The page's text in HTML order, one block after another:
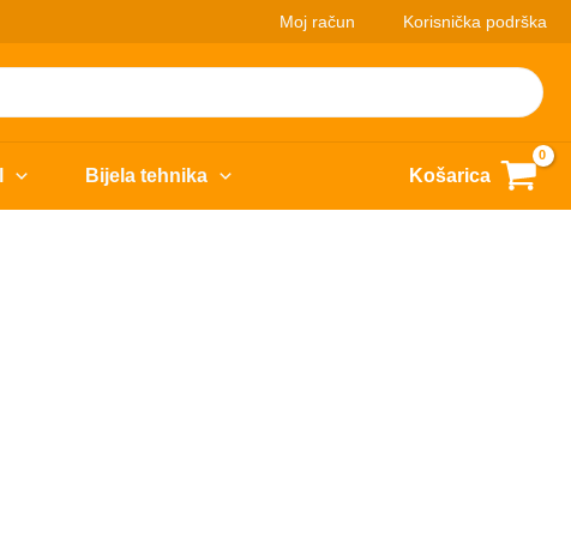
Moj račun Korisnička podrška
Bijela tehnika Košarica